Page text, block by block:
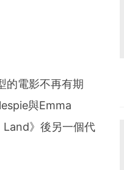
的電影不再有期
與Emma
》後另一個代